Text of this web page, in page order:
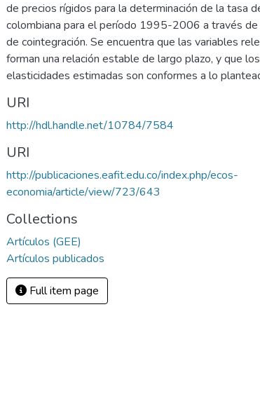
de precios rígidos para la determinación de la tasa
colombiana para el período 1995-2006 a través de
de cointegración. Se encuentra que las variables
forman una relación estable de largo plazo, y que
elasticidades estimadas son conformes a lo
URI
http://hdl.handle.net/10784/7584
URI
http://publicaciones.eafit.edu.co/index.php/ecos-
economia/article/view/723/643
Collections
Artículos (GEE)
Artículos publicados
Full item page